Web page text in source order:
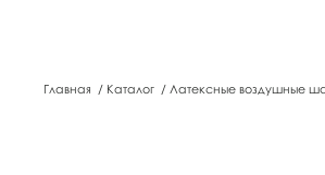
Главная / Каталог / Латексные воздушные